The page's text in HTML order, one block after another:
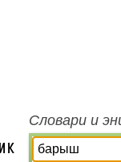
Словари и